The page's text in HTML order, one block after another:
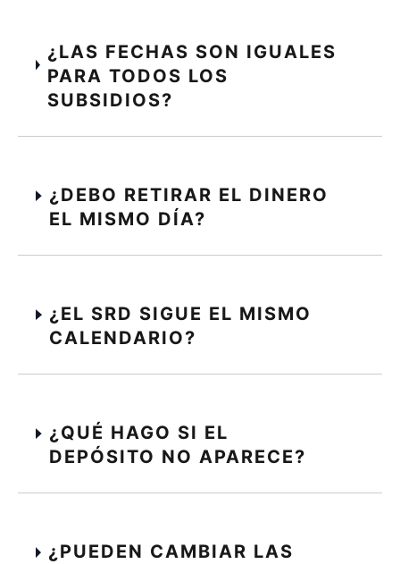
¿LAS FECHAS SON IGUALES
PARA TODOS LOS
SUBSIDIOS?
¿DEBO RETIRAR EL DINERO
EL MISMO DÍA?
¿EL SRD SIGUE EL MISMO
CALENDARIO?
¿QUÉ HAGO SI EL
DEPÓSITO NO APARECE?
¿PUEDEN CAMBIAR LAS